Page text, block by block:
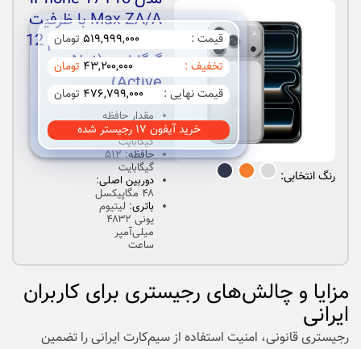
رنگ انتخابی:
Max ZA/A با ظرفیت
512 گیگابایت و رم 12
گیگابایت (Not
Active)
مقدار حافظه
RAM:۱۲
گیگابایت
حافظه:۵۱۲
گیگابایت
دوربین اصلی:
۴۸ مگاپیکسل
باتری: لیتیوم‌
یونی ۴۸۳۲
میلی‌آمپر
ساعت
قیمت : ۵۱۹,۹۹۹,۰۰۰ تومان
تخفیف :
۴۳,۲۰۰,۰۰۰ تومان
قیمت نهایی :
۴۷۶,۷۹۹,۰۰۰ تومان
خرید آیفون ۱۷ رجیستر شده
مزایا و چالش‌های رجیستری برای کاربران
ایرانی
رجیستری قانونی، امنیت استفاده از سیم‌کارت ایرانی را تضمین